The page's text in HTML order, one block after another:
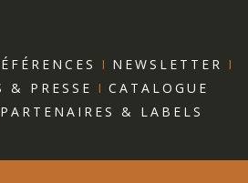
I NEWSLETTER I
& PRESSE I CATALOGUE
PARTENAIRES & LABELS